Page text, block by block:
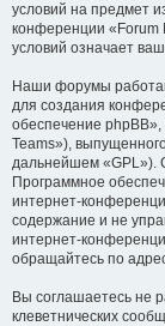
условий на предмет
конференции «Forum
условий означает
Наши форумы
для создания
обеспечение
Teams»),
дальнейшем «GPL»).
Программное
интернет-
содержание и не
интернет-
обращайтесь по
Вы соглашаетесь не
клеветнических